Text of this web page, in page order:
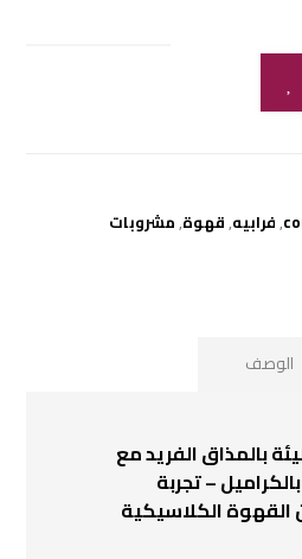
,فرابيه,قهوة,مشروبات
الوصف
بالمذاق الفريد مع
– تجربة
القهوة الكلاسيكية